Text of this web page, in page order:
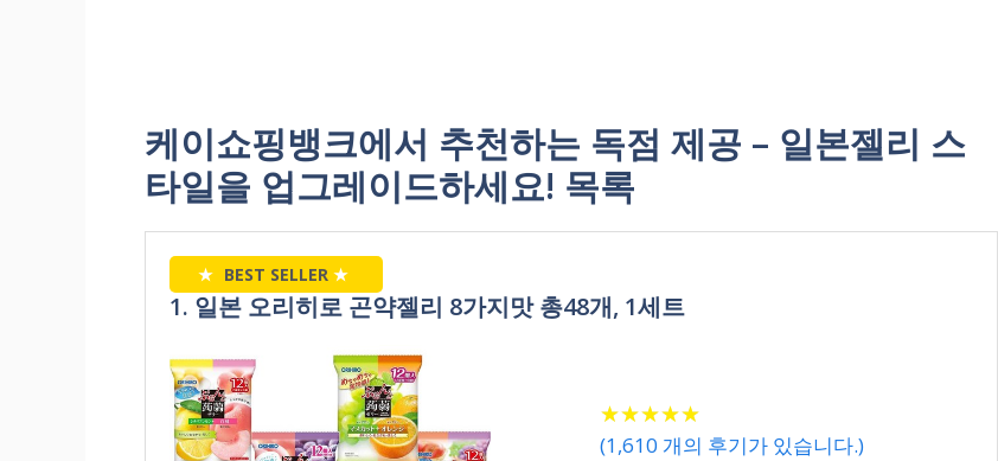
케이쇼핑뱅크에서 추천하는 독점 제공 – 일본젤리 스
타일을 업그레이드하세요! 목록
★ BEST SELLER ★
1. 일본 오리히로 곤약젤리 8가지맛 총48개, 1세트
★★★★★
★★★★★
(1,610 개의 후기가 있습니다.)